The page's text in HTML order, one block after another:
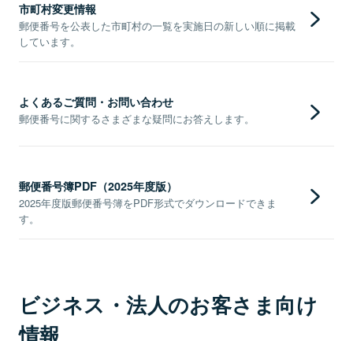
市町村変更情報
郵便番号を公表した市町村の一覧を実施日の新しい順に掲載
しています。
よくあるご質問・お問い合わせ
郵便番号に関するさまざまな疑問にお答えします。
郵便番号簿PDF（2025年度版）
2025年度版郵便番号簿をPDF形式でダウンロードできま
す。
ビジネス・法人のお客さま向け
情報